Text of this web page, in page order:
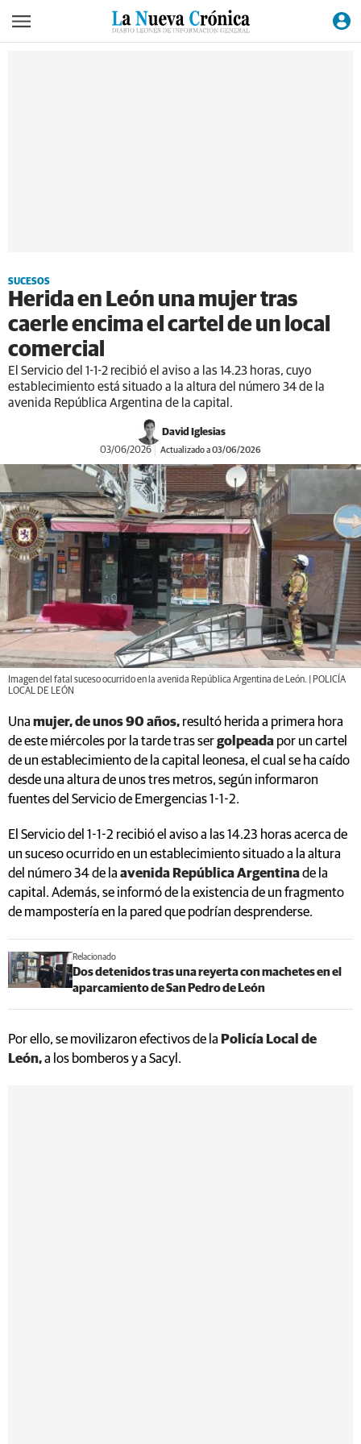
SUCESOS
Herida en León una mujer tras
caerle encima el cartel de un local
comercial
El Servicio del 1-1-2 recibió el aviso a las 14.23 horas, cuyo
establecimiento está situado a la altura del número 34 de la
avenida República Argentina de la capital.
David Iglesias
03/06/2026 Actualizado a 03/06/2026
Imagen del fatal suceso ocurrido en la avenida República Argentina de León. | POLICÍA
LOCAL DE LEÓN
Una mujer, de unos 90 años, resultó herida a primera hora
de este miércoles por la tarde tras sergolpeada por un cartel
de un establecimiento de la capital leonesa, el cual se ha caído
desde una altura de unos tres metros, según informaron
fuentes del Servicio de Emergencias 1-1-2.
El Servicio del 1-1-2 recibió el aviso a las 14.23 horas acerca de
un suceso ocurrido en un establecimiento situado a la altura
del número 34 de la avenida República Argentinade la
capital. Además, se informó de la existencia de un fragmento
de mampostería en la pared que podrían desprenderse.
Relacionado
Dos detenidos tras una reyerta con machetes en el
aparcamiento de San Pedro de León
Por ello, se movilizaron efectivos de la Policía Local de
León,a los bomberos y a Sacyl.